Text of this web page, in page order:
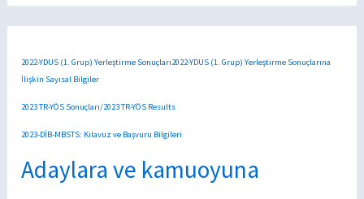
2022-YDUS (1. Grup) Yerleştirme Sonuçları2022-YDUS (1. Grup) Yerleştirme Sonuçlarına
İlişkin Sayısal Bilgiler
2023 TR-YÖS Sonuçları/2023 TR-YÖS Results
2023-DİB-MBSTS: Kılavuz ve Başvuru Bilgileri
Adaylara ve kamuoyuna